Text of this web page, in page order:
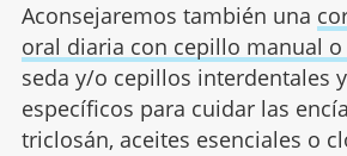
Aconsejaremos también una
oral diaria con cepillo manual
seda y/o cepillos interdentales
específicos para cuidar las
triclosán, aceites esenciales o